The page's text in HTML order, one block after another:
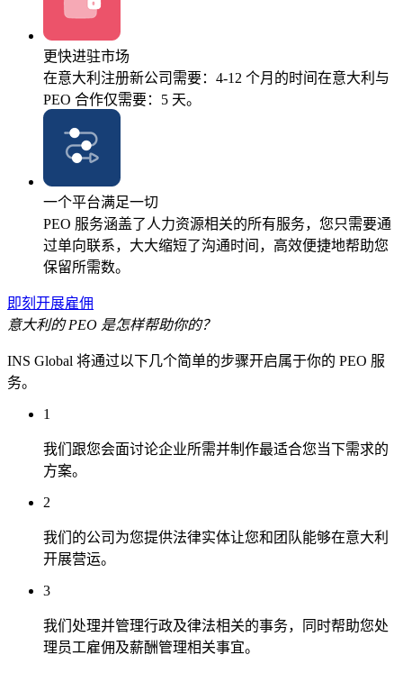
更快进驻市场
在意大利注册新公司需要：4-12 个月的时间在意大利与
PEO 合作仅需要：5 天。
一个平台满足一切
PEO 服务涵盖了人力资源相关的所有服务，您只需要通
过单向联系，大大缩短了沟通时间，高效便捷地帮助您
保留所需数。
即刻开展雇佣
意大利的 PEO 是怎样帮助你的？
INS Global 将通过以下几个简单的步骤开启属于你的 PEO 服
务。
1
我们跟您会面讨论企业所需并制作最适合您当下需求的
方案。
2
我们的公司为您提供法律实体让您和团队能够在意大利
开展营运。
3
我们处理并管理行政及律法相关的事务，同时帮助您处
理员工雇佣及薪酬管理相关事宜。